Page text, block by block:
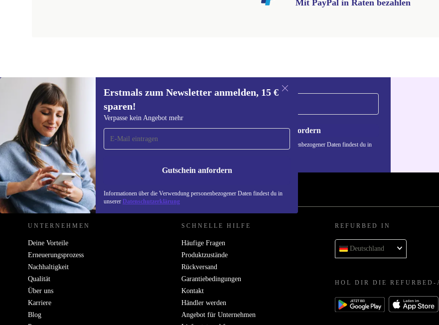
Mit PayPal in Raten bezahlen
Erstmals zum Newsletter anmelden, 15 €
sparen!
Verpasse kein Angebot mehr
Gutschein anfordern
Informationen über die Verwendung personenbezogener Daten findest du in
unserer Datenschutzerklärung
Erstmals zum Newsletter
anmelden, 15 € sparen!
Verpasse kein Angebot mehr.
Gutschein anfordern
Informationen über die Verwendung personenbezogener Daten findest du in
REFURBED DEUTSCHLAND - RETHINK NEW.
UNTERNEHMEN
Deine Vorteile
Erneuerungsprozess
Nachhaltigkeit
Qualität
Über uns
Karriere
Blog
SCHNELLE HILFE
Häufige Fragen
Produktzustände
Rückversand
Garantiebedingungen
Kontakt
Händler werden
Angebot für Unternehmen
REFURBED IN
Deutschland
HOL DIR DIE REFURBED-